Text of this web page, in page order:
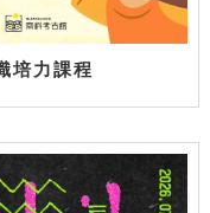
培力課程